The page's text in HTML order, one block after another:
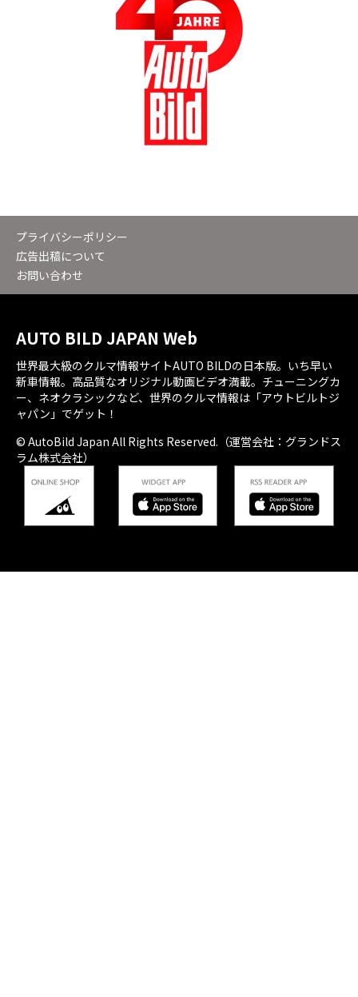
プライバシーポリシー
広告出稿について
お問い合わせ
AUTO BILD JAPAN Web
世界最大級のクルマ情報サイトAUTO BILDの日本版。いち早い
新車情報。高品質なオリジナル動画ビデオ満載。チューニングカ
ー、ネオクラシックなど、世界のクルマ情報は「アウトビルトジ
ャパン」でゲット！
© AutoBild Japan All Rights Reserved.（運営会社：グランドス
ラム株式会社）